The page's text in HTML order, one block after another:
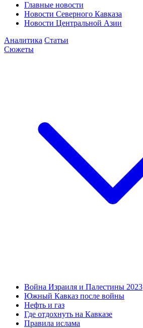
Главные новости
Новости Северного Кавказа
Новости Центральной Азии
Аналитика Статьи
Сюжеты
Война Израиля и Палестины 2023
Южный Кавказ после войны
Нефть и газ
Где отдохнуть на Кавказе
Правила ислама